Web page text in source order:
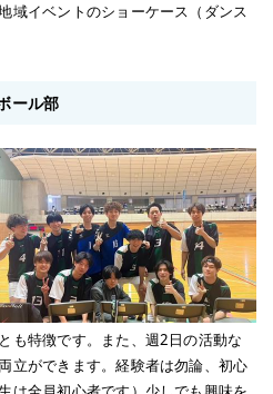
域イベントのショーケース（ダンス
ール部
も特徴です。また、週2日の活動な
立ができます。経験者は勿論、初心